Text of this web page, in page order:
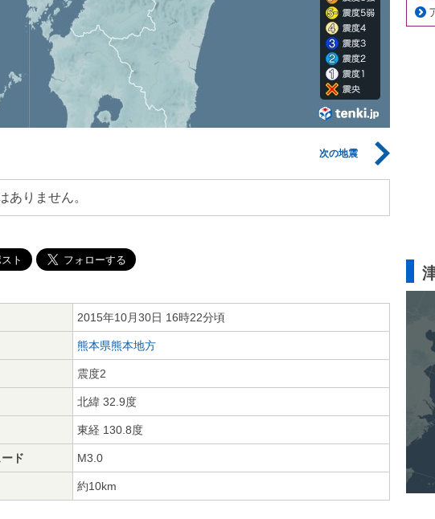
次の地震
ありません。
2015年10月30日 16時22分頃
熊本県熊本地方
震度2
北緯 32.9度
東経 130.8度
ド M3.0
約10km